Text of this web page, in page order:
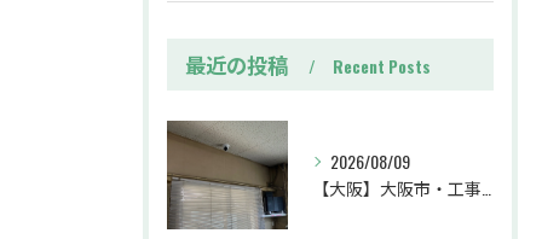
最近の投稿 Recent Posts
2026/08/09